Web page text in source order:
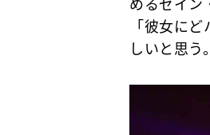
めるゼイン
「彼女に
しいと思う